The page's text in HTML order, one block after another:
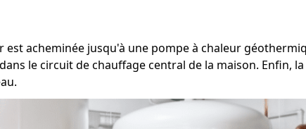
acheminée jusqu'à une pompe à chaleur
le circuit de chauffage central de la maison. Enfin,